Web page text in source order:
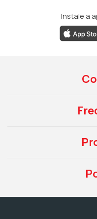
Instale a